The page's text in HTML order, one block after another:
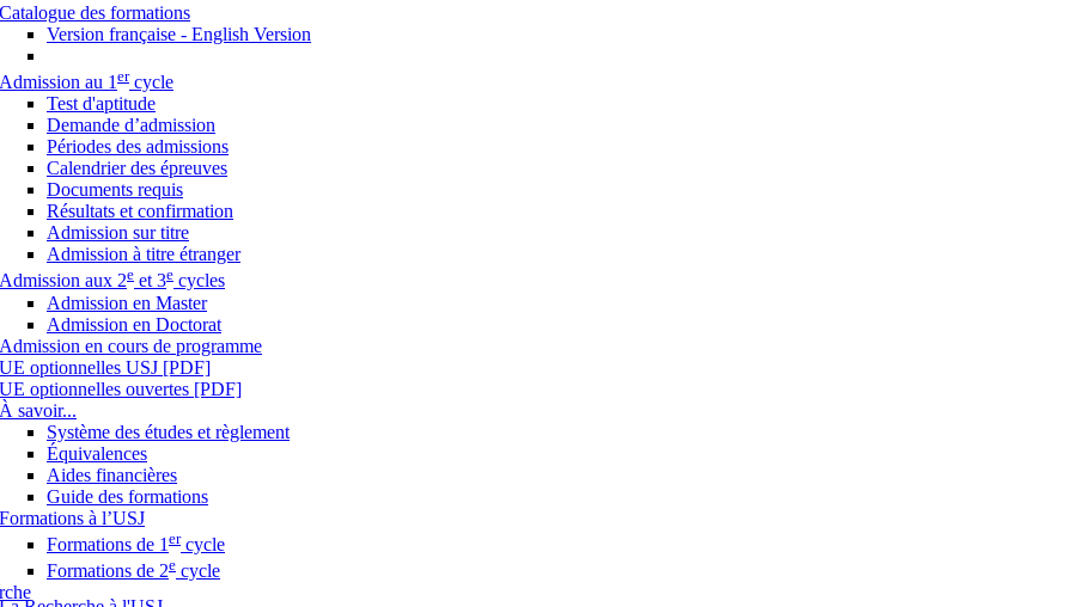
Catalogue des formations
Version française - English Version
Admission au 1 ercycle
Test d'aptitude
Demande d’admission
Périodes des admissions
Calendrier des épreuves
Documents requis
Résultats et confirmation
Admission sur titre
Admission à titre étranger
Admission aux 2e et 3e cycles
Admission en Master
Admission en Doctorat
Admission en cours de programme
UE optionnelles USJ [PDF]
UE optionnelles ouvertes [PDF]
À savoir...
Système des études et règlement
Équivalences
Aides financières
Guide des formations
Formations à l’USJ
Formations de 1 ercycle
Formations de 2e cycle